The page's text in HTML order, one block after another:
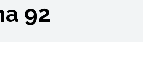
92